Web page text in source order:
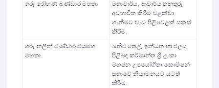
ගරු රෝහණ බණ්ඩාර මහතා
මහාචාර්ය, ආචාර්ය තනතුරු
අවභාවිත කිරීම වළක්වා
ගැනීමට වැඩ පිළිවෙළක් සකස්
කිරීම.
ගරු නලින් බණ්ඩාර ජයමහ
මහතා
ඛනිජ තෙල්, ඉන්ධන හා ජලය
පිළිබඳ කර්මාන්ත ශ්‍රී ලංකා
මහජන උපයෝගීතා කොමිෂන්
සභාවේ නියාමනයට යටත්
කිරීම.